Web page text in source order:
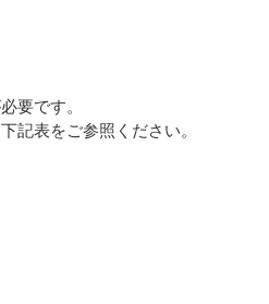
要です。
記表をご参照ください。